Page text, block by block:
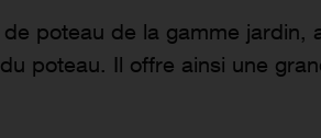
poteau de la gamme jardin,
poteau. Il offre ainsi une